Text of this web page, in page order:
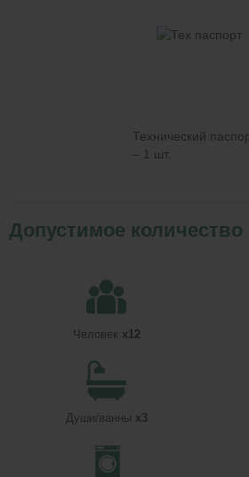
Технический
– 1 шт.
Допустимое количество
Человек x12
Души/ванны x3